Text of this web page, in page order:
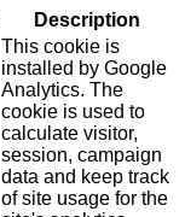
Description
This cookie is
installed by Google
Analytics. The
cookie is used to
calculate visitor,
session, campaign
data and keep track
of site usage for the